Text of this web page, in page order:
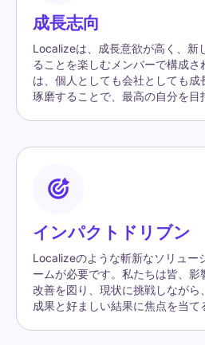
成長志向
Localizeは、成長意欲が高く、新
ることを楽しむメンバーで構成
は、個人としても会社としても
琢磨することで、最高の自分を目
インパクトドリブン
Localizeのような斬新なソリュー
ームが必要です。私たちは皆、影
改善を図り、現状に挑戦しなが
成果と好ましい結果に焦点を当て